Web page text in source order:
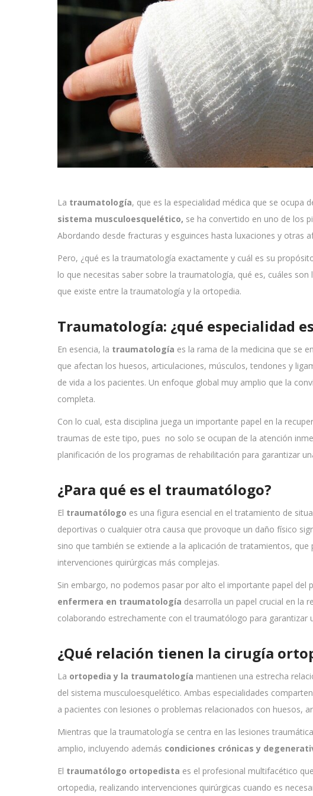
La traumatología, que es la especialidad médica que se ocupa
sistema musculoesquelético, se ha convertido en uno de los
Abordando desde fracturas y esguinces hasta luxaciones y otras
Pero, ¿qué es la traumatología exactamente y cuál es su
lo que necesitas saber sobre la traumatología, qué es, cuáles
que existe entre la traumatología y la ortopedia.
Traumatología: ¿qué especialidad
En esencia, la traumatología es la rama de la medicina que se
que afectan los huesos, articulaciones, músculos, tendones y
de vida a los pacientes. Un enfoque global muy amplio que la
completa.
Con lo cual, esta disciplina juega un importante papel en la
traumas de este tipo, pues no solo se ocupan de la atención
planificación de los programas de rehabilitación para garantizar
¿Para qué es el traumatólogo?
El traumatólogo es una figura esencial en el tratamiento de
deportivas o cualquier otra causa que provoque un daño físico
sino que también se extiende a la aplicación de tratamientos,
intervenciones quirúrgicas más complejas.
Sin embargo, no podemos pasar por alto el importante papel del
enfermera en traumatología desarrolla un papel crucial en la
colaborando estrechamente con el traumatólogo para garantizar
¿Qué relación tienen la cirugía
La ortopedia y la traumatología mantienen una estrecha
del sistema musculoesquelético. Ambas especialidades
a pacientes con lesiones o problemas relacionados con huesos,
Mientras que la traumatología se centra en las lesiones
amplio, incluyendo además condiciones crónicas y
El traumatólogo ortopedista es el profesional multifacético
ortopedia, realizando intervenciones quirúrgicas cuando es